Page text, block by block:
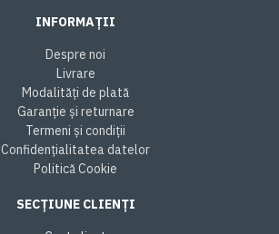
INFORMAȚII
Despre noi
Livrare
Modalități de plată
Garanție și returnare
Termeni și condiții
Confidențialitatea datelor
Politică Cookie
SECȚIUNE CLIENȚI